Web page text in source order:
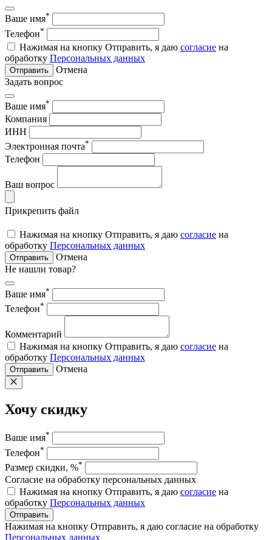
Ваше имя*
Телефон*
Нажимая на кнопку Отправить, я даю согласие на
обработку Персональных данных
Отправить
Отмена
Задать вопрос
Ваше имя*
Компания
ИНН
Электронная почта*
Телефон
Ваш вопрос
Прикрепить файл
Нажимая на кнопку Отправить, я даю согласие на
обработку Персональных данных
Отправить
Отмена
Не нашли товар?
Ваше имя*
Телефон*
Комментарий
Нажимая на кнопку Отправить, я даю согласие на
обработку Персональных данных
Отправить Отмена
Хочу скидку
Ваше имя*
Телефон*
Размер скидки, %*
Согласие на обработку персональных данных
Нажимая на кнопку Отправить, я даю согласие на
обработку Персональных данных
Отправить
Нажимая на кнопку Отправить, я даю согласие на обработку
Персональных данных